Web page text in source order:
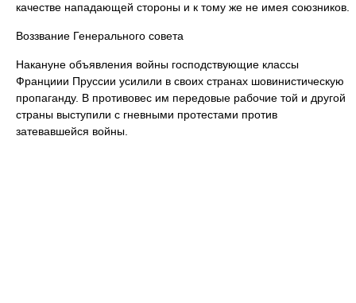
качестве нападающей стороны и к тому же не имея союзников.
Воззвание Генерального совета
Накануне объявления войны господствующие классы
Франциии Пруссии усилили в своих странах шовинистическую
пропаганду. В противовес им передовые рабочие той и другой
страны выступили с гневными протестами против
затевавшейся войны.